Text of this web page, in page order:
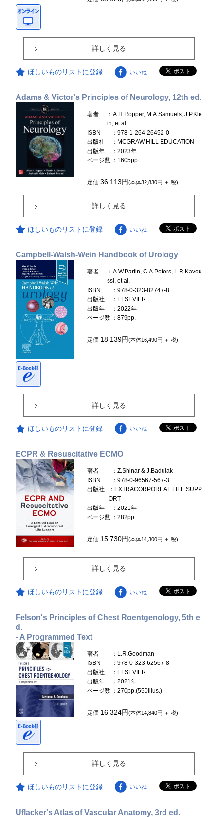
詳しく見る
ほしいものリストに登録 いいね
Adams & Victor's Principles of Neurology, 12th ed.
著者
：A.H.Ropper, M.A.Samuels, J.P.Kle
in, et al.
ISBN
：978-1-264-26452-0
出版社
：MCGRAW HILL EDUCATION
出版年
：2023年
ページ数 ：1605pp.
定価36,113円(本体32,830円 ＋ 税)
詳しく見る
ほしいものリストに登録 いいね
Campbell-Walsh-Wein Handbook of Urology
著者
：A.W.Partin, C.A.Peters, L.R.Kavou
ssi, et al.
ISBN
：978-0-323-82747-8
出版社
：ELSEVIER
出版年
：2022年
ページ数 ：879pp.
定価 18,139円(本体16,490円 ＋ 税)
詳しく見る
ほしいものリストに登録 いいね
ECPR & Resuscitative ECMO
著者
：Z.Shinar & J.Badulak
ISBN
：978-0-96567-567-3
出版社
：EXTRACORPOREAL LIFE SUPP
ORT
出版年
：2021年
ページ数 ：282pp.
定価 15,730円(本体14,300円 ＋ 税)
詳しく見る
ほしいものリストに登録 いいね
Felson's Principles of Chest Roentgenology, 5th e
d.
- A Programmed Text
著者
：L.R.Goodman
ISBN
：978-0-323-62567-8
出版社
：ELSEVIER
出版年
：2021年
ページ数 ：270pp.(550illus.)
定価 16,324円(本体14,840円 ＋ 税)
詳しく見る
ほしいものリストに登録 いいね
Uflacker's Atlas of Vascular Anatomy, 3rd ed.